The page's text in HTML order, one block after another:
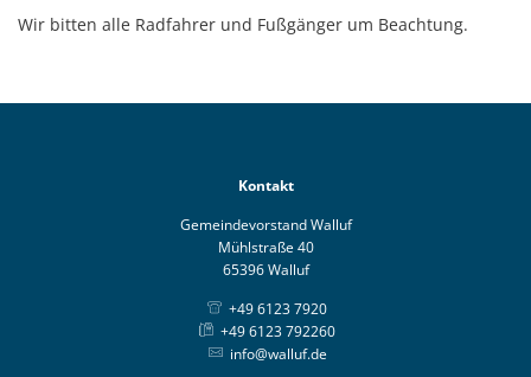
Wir bitten alle Radfahrer und Fußgänger um Beachtung.
Kontakt
Gemeindevorstand Walluf
Mühlstraße 40
65396 Walluf
+49 6123 7920
+49 6123 792260
info@walluf.de